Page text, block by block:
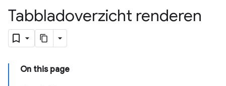
Tabbladoverzicht renderen
On this page